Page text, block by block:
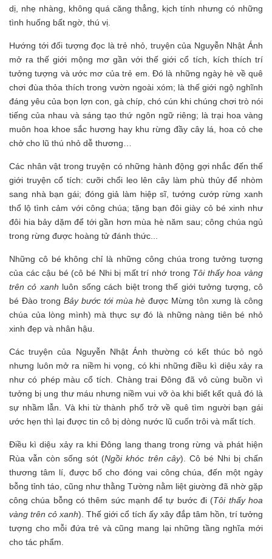
dị, nhẹ nhàng, không quá căng thẳng, kịch tính nhưng có những
tình huống bất ngờ, thú vị.
Hướng tới đối tượng đọc là trẻ nhỏ, truyện của Nguyễn Nhật Ánh
mở ra thế giới mộng mơ gần với thế giới cổ tích, kích thích trí
tưởng tượng và ước mơ của trẻ em. Đó là những ngày hè về quê
chơi đùa thỏa thích trong vườn ngoài xóm; là thế giới ngộ nghĩnh
đáng yêu của bọn lợn con, gà chíp, chó cún khi chúng chơi trò nói
tiếng của nhau và sáng tạo thứ ngôn ngữ riêng; là trại hoa vàng
muôn hoa khoe sắc hương hay khu rừng đầy cây lá, hoa cỏ che
chở cho lũ thú nhỏ dễ thương…
Các nhân vật trong truyện có những hành động gợi nhắc đến thế
giới truyện cổ tích: cưỡi chổi leo lên cây làm phù thủy để nhòm
sang nhà bạn gái; đóng giả làm hiệp sĩ, tướng cướp rừng xanh
thổ lộ tình cảm với công chúa; tặng bạn đôi giày cỏ bé xinh như
đôi hia bảy dặm để tới gần hơn mùa hè năm sau; công chúa ngủ
trong rừng được hoàng tử đánh thức...
Những cô bé không chỉ là những công chúa trong tưởng tượng
của các cậu bé (cô bé Nhi bị mất trí nhớ trong Tôi thấy hoa vàng
trên cỏ xanh luôn sống cách biệt trong thế giới tưởng tượng, cô
bé Đào trong Bảy bước tới mùa hè được Mừng tôn xưng là công
chúa của lòng mình) mà thực sự đó là những nàng tiên bé nhỏ
xinh đẹp và nhân hậu.
Các truyện của Nguyễn Nhật Ánh thường có kết thúc bỏ ngỏ
nhưng luôn mở ra niềm hi vọng, có khi những điều kì diệu xảy ra
như có phép màu cổ tích. Chàng trai Đông đã vô cùng buồn vì
tưởng bị ung thư máu nhưng niềm vui vỡ òa khi biết kết quả đó là
sự nhầm lẫn. Và khi từ thành phố trở về quê tìm người bạn gái
ước hẹn thì lại được tin cô bị dòng nước lũ cuốn trôi và mất tích.
Điều kì diệu xảy ra khi Đông lang thang trong rừng và phát hiện
Rùa vẫn còn sống sót (Ngồi khóc trên cây). Cô bé Nhi bị chấn
thương tâm lí, được bố cho đóng vai công chúa, đến một ngày
bỗng tỉnh táo, cũng như thằng Tường nằm liệt giường đã nhờ gặp
công chúa bỗng có thêm sức mạnh để tự bước đi (Tôi thấy hoa
vàng trên cỏ xanh). Thế giới cổ tích ấy xây đắp tâm hồn, trí tưởng
tượng cho mỗi đứa trẻ và cũng mang lại những tầng nghĩa mới
cho tác phẩm.